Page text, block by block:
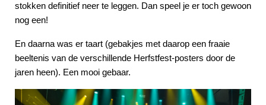
stokken definitief neer te leggen. Dan speel je er toch gewoon
nog een!
En daarna was er taart (gebakjes met daarop een fraaie
beeltenis van de verschillende Herfstfest-posters door de
jaren heen). Een mooi gebaar.